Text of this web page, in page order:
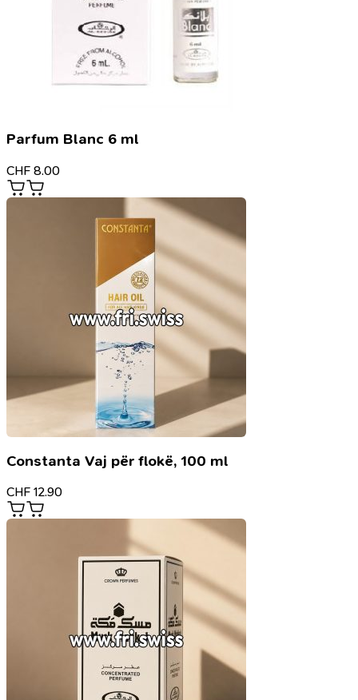
Parfum Blanc 6 ml
CHF 8.00
Constanta Vaj për flokë, 100 ml
CHF 12.90